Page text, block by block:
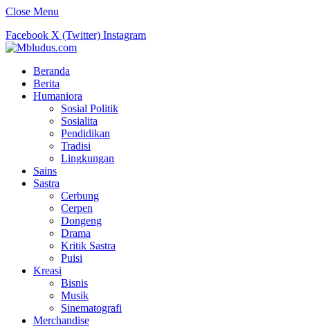
Close Menu
Facebook X (Twitter) Instagram
Beranda
Berita
Humaniora
Sosial Politik
Sosialita
Pendidikan
Tradisi
Lingkungan
Sains
Sastra
Cerbung
Cerpen
Dongeng
Drama
Kritik Sastra
Puisi
Kreasi
Bisnis
Musik
Sinematografi
Merchandise